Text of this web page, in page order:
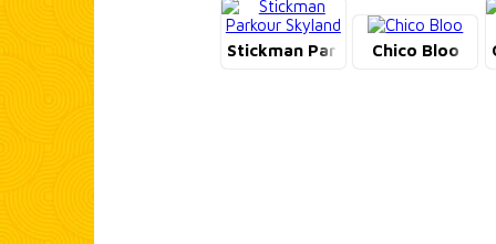
Stickman Parkour Skyland
Chico Bloo